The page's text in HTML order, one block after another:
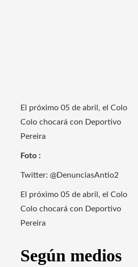
El próximo 05 de abril, el Colo
Colo chocará con Deportivo
Pereira
Foto :
Twitter: @DenunciasAntio2
El próximo 05 de abril, el Colo
Colo chocará con Deportivo
Pereira
Según medios